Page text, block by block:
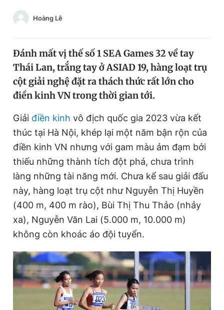
Chuyên mục khác
Tin thị trường Tin 360
Video Magazine
Sản phẩm khác
Tiện ích Bạn cần biết
Thông tin tòa soạn Liên hệ quảng cáo
Đọc Thanh Niên trên điện thoại
Tin đã xem
Đăng xuất
Hoàng Lê
Đánh mất vị thế số 1 SEA Games 32 về tay
Thái Lan, trắng tay ở ASIAD 19, hàng loạt trụ
cột giải nghệ đặt ra thách thức rất lớn cho
điền kinh VN trong thời gian tới.
Giải điền kinh vô địch quốc gia 2023 vừa kết
thúc tại Hà Nội, khép lại một năm bận rộn của
điền kinh VN nhưng với gam màu ảm đạm bởi
thiếu những thành tích đột phá, chưa trình
làng những tài năng mới. Chưa kể sau giải đấu
này, hàng loạt trụ cột như Nguyễn Thị Huyền
(400 m, 400 m rào), Bùi Thị Thu Thảo (nhảy
xa), Nguyễn Văn Lai (5.000 m, 10.000 m)
không còn khoác áo đội tuyển.